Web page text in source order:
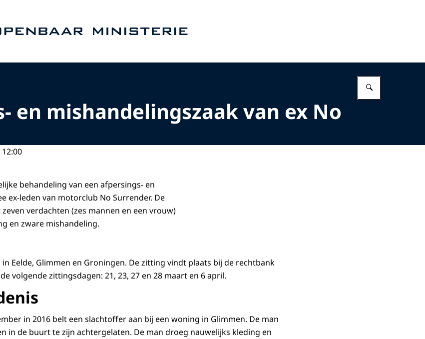
en mishandelingszaak van ex No
behandeling van een afpersings- en
ex-leden van motorclub No Surrender. De
verdachten (zes mannen en een vrouw)
en zware mishandeling.
Eelde, Glimmen en Groningen. De zitting vindt plaats bij de rechtbank
volgende zittingsdagen: 21, 23, 27 en 28 maart en 6 april.
in 2016 belt een slachtoffer aan bij een woning in Glimmen. De man
in de buurt te zijn achtergelaten. De man droeg nauwelijks kleding en